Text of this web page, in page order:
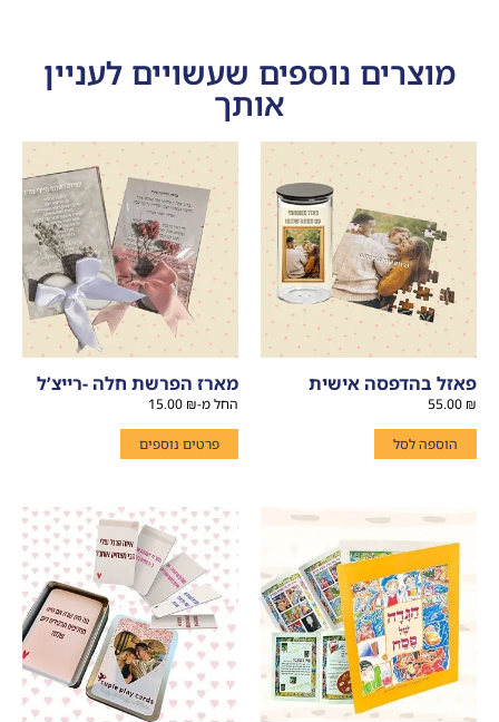
מוצרים נוספים שעשויים לעניין
אותך
פאזל בהדפסה אישית
₪
הוספה לסל
מארז הפרשת חלה -רייצ’ל
החל מ-₪
פרטים נוספים